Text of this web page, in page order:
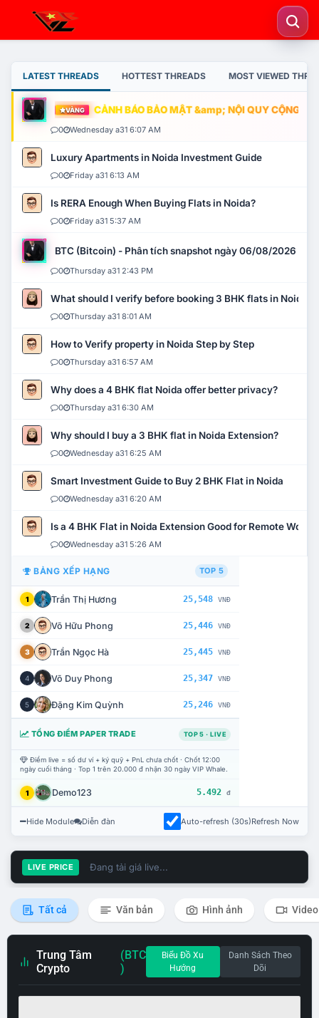
LATEST THREADS HOTTEST THREADS MOST VIEWED
VÀNG CẢNH BÁO BẢO MẬT &amp; NỘI QUY CỘNG
0 Wednesday a31 6:07 AM
Luxury Apartments in Noida Investment Guide
0 Friday a31 6:13 AM
Is RERA Enough When Buying Flats in Noida?
0 Friday a31 5:37 AM
BTC (Bitcoin) - Phân tích snapshot ngày 06/08/2026
0 Thursday a31 2:43 PM
What should I verify before booking 3 BHK flats in Noida?
0 Thursday a31 8:01 AM
How to Verify property in Noida Step by Step
0 Thursday a31 6:57 AM
Why does a 4 BHK flat Noida offer better privacy?
0 Thursday a31 6:30 AM
Why should I buy a 3 BHK flat in Noida Extension?
0 Wednesday a31 6:25 AM
Smart Investment Guide to Buy 2 BHK Flat in Noida
0 Wednesday a31 6:20 AM
Is a 4 BHK Flat in Noida Extension Good for Remote Work?
0 Wednesday a31 5:26 AM
BẢNG XẾP HẠNG TOP 5
1 Trần Thị Hương 25,548 VNĐ
2 Võ Hữu Phong 25,446 VNĐ
3 Trần Ngọc Hà 25,445 VNĐ
4 Võ Duy Phong 25,347 VNĐ
5 Đặng Kim Quỳnh 25,246 VNĐ
TỔNG ĐIỂM PAPER TRADE TOP 5 · LIVE
Điểm live = số dư ví + ký quỹ + PnL chưa chốt · Chốt 12:00
ngày cuối tháng · Top 1 trên 20.000 đ nhận 30 ngày VIP Whale.
1 Demo123 5.492 đ
Hide Module Diễn đàn Auto-refresh (30s)Refresh Now
LIVE PRICE Đang tải giá live...
Tất cả Văn bản Hình ảnh Video
Trung Tâm
Crypto
(BTC
)
Biểu Đồ Xu
Hướng
Danh Sách Theo
Dõi